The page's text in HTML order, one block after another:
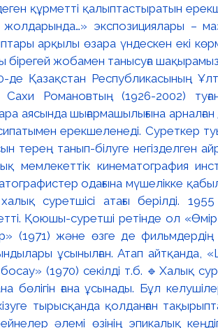
құрметті қалыптастыратын
жолдарында…» экспозициялары –
арқылы өзара үндескен екі
бірегей жобамен танысуға